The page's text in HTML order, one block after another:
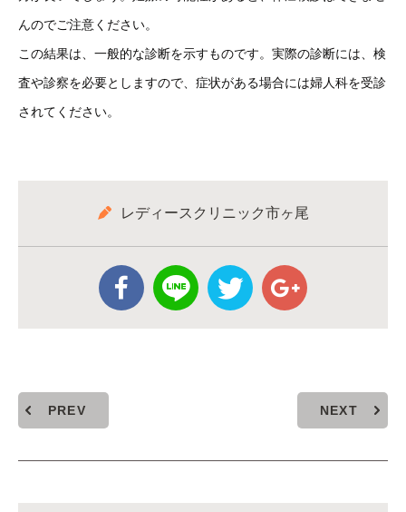
んのでご注意ください。
この結果は、一般的な診断を示すものです。実際の診断には、検
査や診察を必要としますので、症状がある場合には婦人科を受診
されてください。
レディースクリニック市ヶ尾
PREV NEXT